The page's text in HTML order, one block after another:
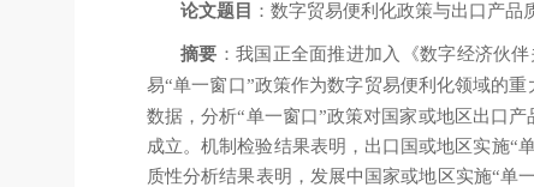
论文题目 ：数字贸易便利化政策与出口产品
摘要 ：我国正全面推进加入《数字经济伙
易“单一窗口”政策作为数字贸易便利化领域的
数据，分析“单一窗口”政策对国家或地区出口
成立。机制检验结果表明，出口国或地区实施“
质性分析结果表明，发展中国家或地区实施“单